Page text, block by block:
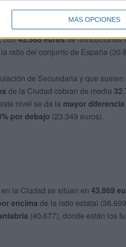
MÁS OPCIONES
genérica desempeña tareas
y manejo de herramientas
, con43.568 eurosde retribuciones
ratio del conjunto de España
de Secundaria y que
de la Ciudad cobran de media
nivel se da la mayor diferencia
por debajo (23.349 euros).
en la Ciudad se sitúan en 43.869
encima de la ratio estatal
(40.677), donde están los